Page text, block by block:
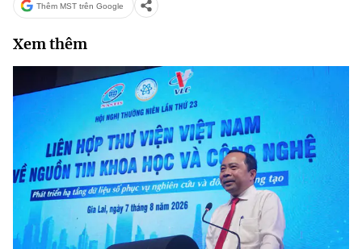
Thêm MST trên Google
Xem thêm